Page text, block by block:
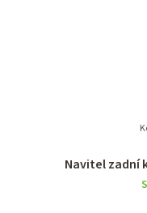
Navitel zadní